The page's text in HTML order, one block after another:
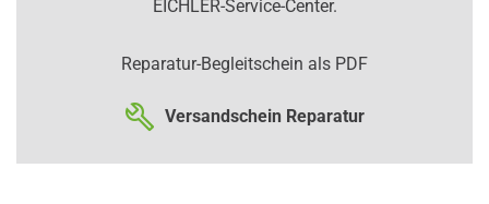
EICHLER-Service-Center.
Reparatur-Begleitschein als PDF
Versandschein Reparatur